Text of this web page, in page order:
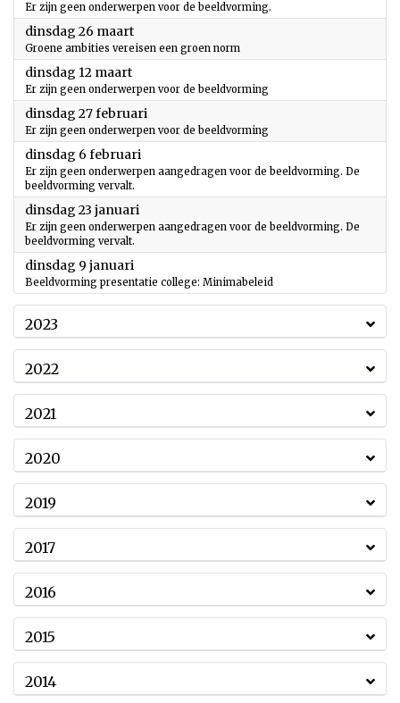
Er zijn geen onderwerpen voor de beeldvorming.
dinsdag 26 maart2024
Groene ambities vereisen een groen norm
dinsdag 12 maart2024
Er zijn geen onderwerpen voor de beeldvorming
dinsdag 27 februari
Er zijn geen onderwerpen voor de beeldvorming
dinsdag 6 februari
Er zijn geen onderwerpen aangedragen voor de beeldvorming. De
beeldvorming vervalt.
dinsdag 23 januari
Er zijn geen onderwerpen aangedragen voor de beeldvorming. De
beeldvorming vervalt.
dinsdag 9 januari
Beeldvorming presentatie college: Minimabeleid
2023
2022
2021
2020
2019
2017
2016
2015
2014